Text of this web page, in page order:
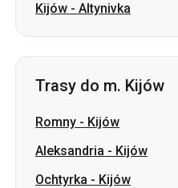
Kijów - Altynivka
Trasy do m. Kijów
Romny - Kijów
Aleksandria - Kijów
Ochtyrka - Kijów